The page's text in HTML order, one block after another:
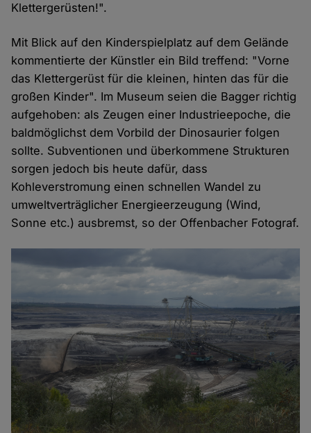
Klettergerüsten!".
Mit Blick auf den Kinderspielplatz auf dem Gelände
kommentierte der Künstler ein Bild treffend: "Vorne
das Klettergerüst für die kleinen, hinten das für die
großen Kinder". Im Museum seien die Bagger richtig
aufgehoben: als Zeugen einer Industrieepoche, die
baldmöglichst dem Vorbild der Dinosaurier folgen
sollte. Subventionen und überkommene Strukturen
sorgen jedoch bis heute dafür, dass
Kohleverstromung einen schnellen Wandel zu
umweltverträglicher Energieerzeugung (Wind,
Sonne etc.) ausbremst, so der Offenbacher Fotograf.